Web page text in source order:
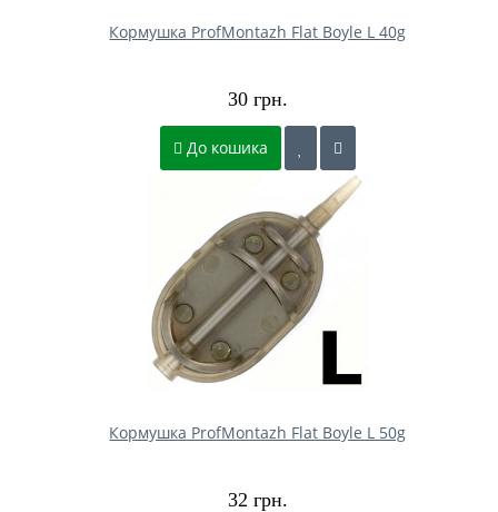
Кормушка ProfMontazh Flat Boyle L 40g
30 грн.
До кошика
Кормушка ProfMontazh Flat Boyle L 50g
32 грн.